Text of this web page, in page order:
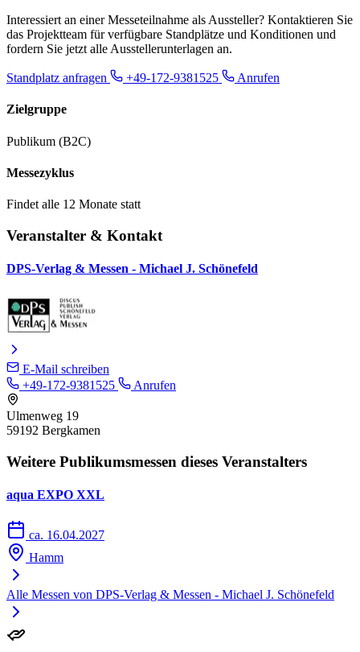
Interessiert an einer Messeteilnahme als Aussteller? Kontaktieren Sie
das Projektteam für verfügbare Standplätze und Konditionen und
fordern Sie jetzt alle Ausstellerunterlagen an.
Standplatz anfragen +49-172-9381525 Anrufen
Zielgruppe
Publikum (B2C)
Messezyklus
Findet alle 12 Monate statt
Veranstalter & Kontakt
DPS-Verlag & Messen - Michael J. Schönefeld
E-Mail schreiben
+49-172-9381525
Anrufen
Ulmenweg 19
59192 Bergkamen
Weitere Publikumsmessen dieses Veranstalters
aqua EXPO XXL
ca. 16.04.2027
Hamm
Alle Messen von DPS-Verlag & Messen - Michael J. Schönefeld